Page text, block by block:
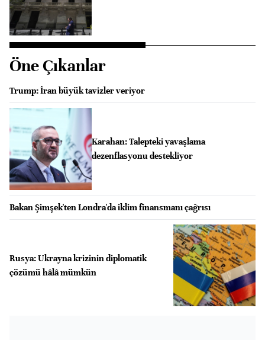
Öne Çıkanlar
Trump: İran büyük tavizler veriyor
Karahan: Talepteki yavaşlama
dezenflasyonu destekliyor
Bakan Şimşek'ten Londra'da iklim finansmanı çağrısı
Rusya: Ukrayna krizinin diplomatik
çözümü hâlâ mümkün